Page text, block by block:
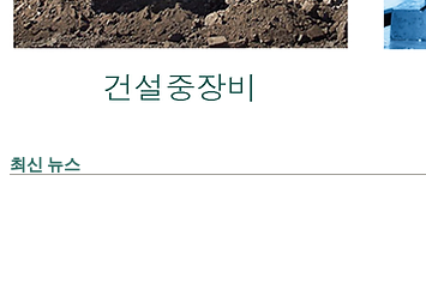
​최신 뉴스